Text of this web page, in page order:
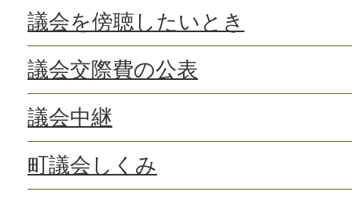
議会を傍聴したいとき
議会交際費の公表
議会中継
町議会しくみ